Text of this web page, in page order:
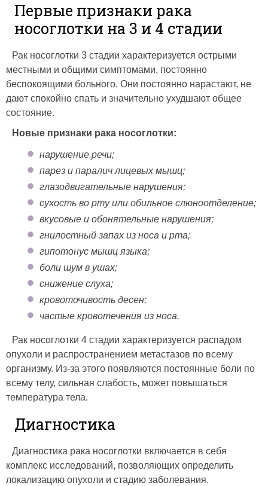
Первые признаки рака
носоглотки на 3 и 4 стадии
Рак носоглотки 3 стадии характеризуется острыми
местными и общими симптомами, постоянно
беспокоящими больного. Они постоянно нарастают, не
дают спокойно спать и значительно ухудшают общее
состояние.
Новые признаки рака носоглотки:
нарушение речи;
парез и паралич лицевых мышц;
глазодвигательные нарушения;
сухость во рту или обильное слюноотделение;
вкусовые и обонятельные нарушения;
гнилостный запах из носа и рта;
гипотонус мышц языка;
боли шум в ушах;
снижение слуха;
кровоточивость десен;
частые кровотечения из носа.
Рак носоглотки 4 стадии характеризуется распадом
опухоли и распространением метастазов по всему
организму. Из-за этого появляются постоянные боли по
всему телу, сильная слабость, может повышаться
температура тела.
Диагностика
Диагностика рака носоглотки включается в себя
комплекс исследований, позволяющих определить
локализацию опухоли и стадию заболевания.